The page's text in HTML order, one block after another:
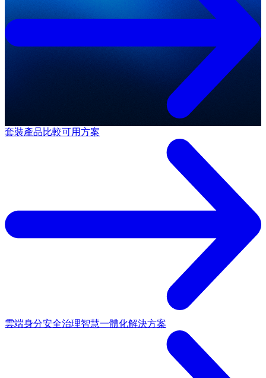
套裝產品比較可用方案
雲端身分安全治理智慧一體化解決方案